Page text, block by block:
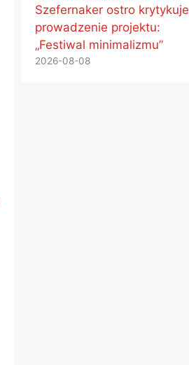
Szefernaker ostro krytykuje
prowadzenie projektu:
„Festiwal minimalizmu”
2026-08-08